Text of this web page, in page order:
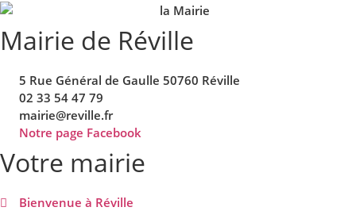
Mairie de Réville
5 Rue Général de Gaulle 50760 Réville
02 33 54 47 79
mairie@reville.fr
Notre page Facebook
Votre mairie
Bienvenue à Réville